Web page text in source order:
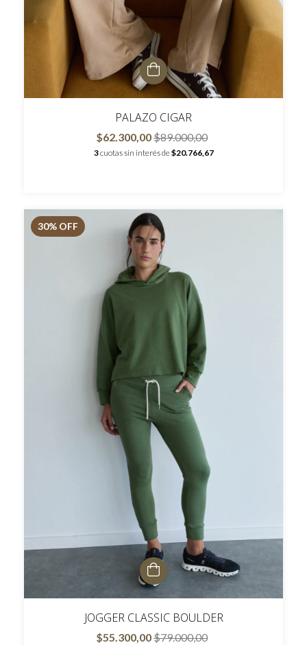
PALAZO CIGAR
$62.300,00$89.000,00
3cuotas sin interés de$20.766,67
30% OFF
JOGGER CLASSIC BOULDER
$55.300,00$79.000,00